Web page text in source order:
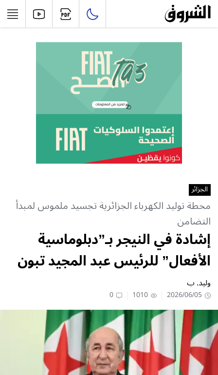
الجزائر
محطة توليد الكهرباء الجزائرية تجسيد ملموس لمبدأ
التضامن
إشادة في النيجر بـ”دبلوماسية
الأفعال” للرئيس عبد المجيد تبون
وليد. ب
2026/06/05
1010
0